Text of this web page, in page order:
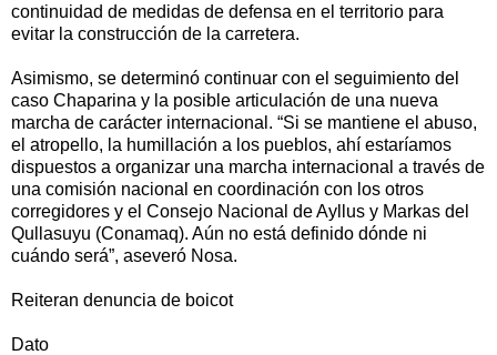
continuidad de medidas de defensa en el territorio para
evitar la construcción de la carretera.
Asimismo, se determinó continuar con el seguimiento del
caso Chaparina y la posible articulación de una nueva
marcha de carácter internacional. “Si se mantiene el abuso,
el atropello, la humillación a los pueblos, ahí estaríamos
dispuestos a organizar una marcha internacional a través de
una comisión nacional en coordinación con los otros
corregidores y el Consejo Nacional de Ayllus y Markas del
Qullasuyu (Conamaq). Aún no está definido dónde ni
cuándo será”, aseveró Nosa.
Reiteran denuncia de boicot
Dato